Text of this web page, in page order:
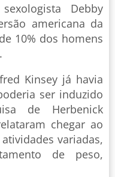
Debby
americana da
10% dos homens
Kinsey já havia
ser induzido
de Herbenick
chegar ao
variadas,
de peso,